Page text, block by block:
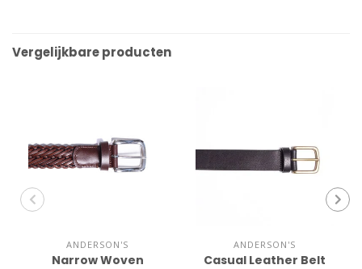
Vergelijkbare producten
ANDERSON'S
Narrow Woven
ANDERSON'S
Casual Leather Belt